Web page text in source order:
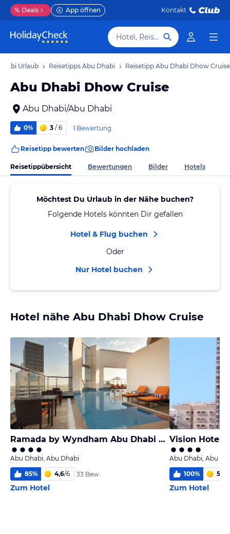
% Deals App öffnen Kontakt
Hotel, Reiseziel
Urlaub Reisetipps Abu Dhabi Reisetipp Abu Dhabi Dhow Cruise
Abu Dhabi Dhow Cruise
Abu Dhabi/Abu Dhabi
0% 3 / 6 1 Bewertung
Reisetipp bewerten Bilder hochladen
Reisetippübersicht Bewertungen Bilder Hotels
Möchtest Du Urlaub in der Nähe buchen?
Folgende Hotels könnten Dir gefallen
Hotel & Flug buchen
Oder
Nur Hotel buchen
Hotel nähe Abu Dhabi Dhow Cruise
Ramada by Wyndham Abu Dhabi Corniche
Abu Dhabi, Abu Dhabi
85% 4,6/6 33 Bew.
Zum Hotel
Vision Hotel
Abu Dhabi, Abu
100% 5,3
Zum Hotel